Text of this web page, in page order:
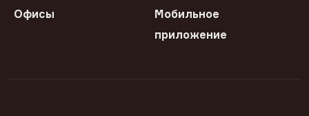
Офисы
Мобильное
приложение